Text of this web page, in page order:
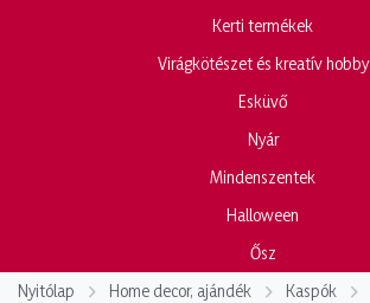
Kerti termékek
Virágkötészet és kreatív hobby
Esküvő
Nyár
Mindenszentek
Halloween
Ősz
Nyitólap
Home decor, ajándék Kaspók